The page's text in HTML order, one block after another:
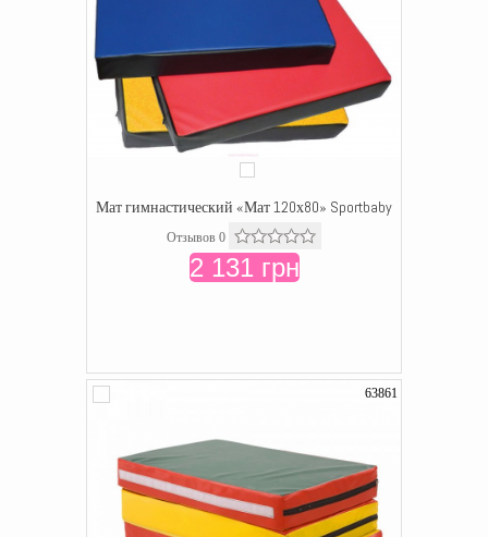
Мат гимнастический «Мат 120х80» Sportbaby
Отзывов 0
2 131 грн
63861